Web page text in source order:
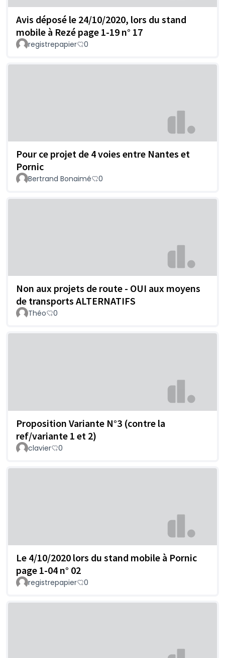
Avis déposé le 24/10/2020, lors du stand
mobile à Rezé page 1-19 n° 17
registrepapier 0
Pour ce projet de 4 voies entre Nantes et
Pornic
Bertrand Bonaimé 0
Non aux projets de route - OUI aux moyens
de transports ALTERNATIFS
Théo 0
Proposition Variante N°3 (contre la
ref/variante 1 et 2)
clavier 0
Le 4/10/2020 lors du stand mobile à Pornic
page 1-04 n° 02
registrepapier 0